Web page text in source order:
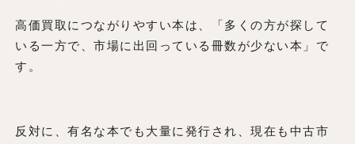
高価買取につながりやすい本は、「多くの方が探して
いる一方で、市場に出回っている冊数が少ない本」で
す。
反対に、有名な本でも大量に発行され、現在も中古市